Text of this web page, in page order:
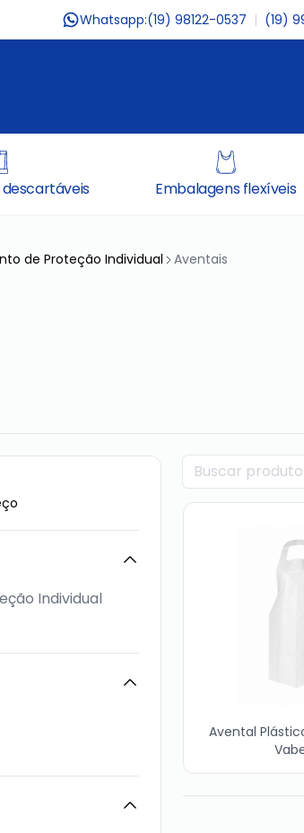
Whatsapp:(19) 98122-0537 | (19)
Embalagens flexíveis
de Proteção Individual Aventais
Individual
Avental